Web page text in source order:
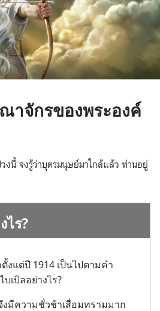
าจักรของพระองค์
งนี้ จงรู้ว่าบุตรมนุษย์มาใกล้แล้ว ท่านอยู่
ไร?
ตั้งแต่ปี 1914 เป็นไปตามคำ
ไบเบิลอย่างไร?
งมีความชั่วช้าเสื่อมทรามมาก